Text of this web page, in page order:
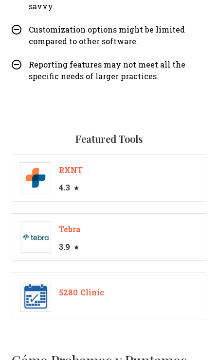
savvy.
Customization options might be limited
compared to other software.
Reporting features may not meet all the
specific needs of larger practices.
Featured Tools
RXNT
4.3
Tebra
3.9
5280 Clinic